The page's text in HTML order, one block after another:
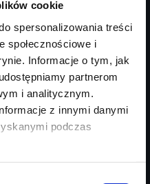
cookie
spersonalizowania treści
społecznościowe i
Informacje o tym, jak
partnerom
i analitycznym.
z innymi danymi
podczas